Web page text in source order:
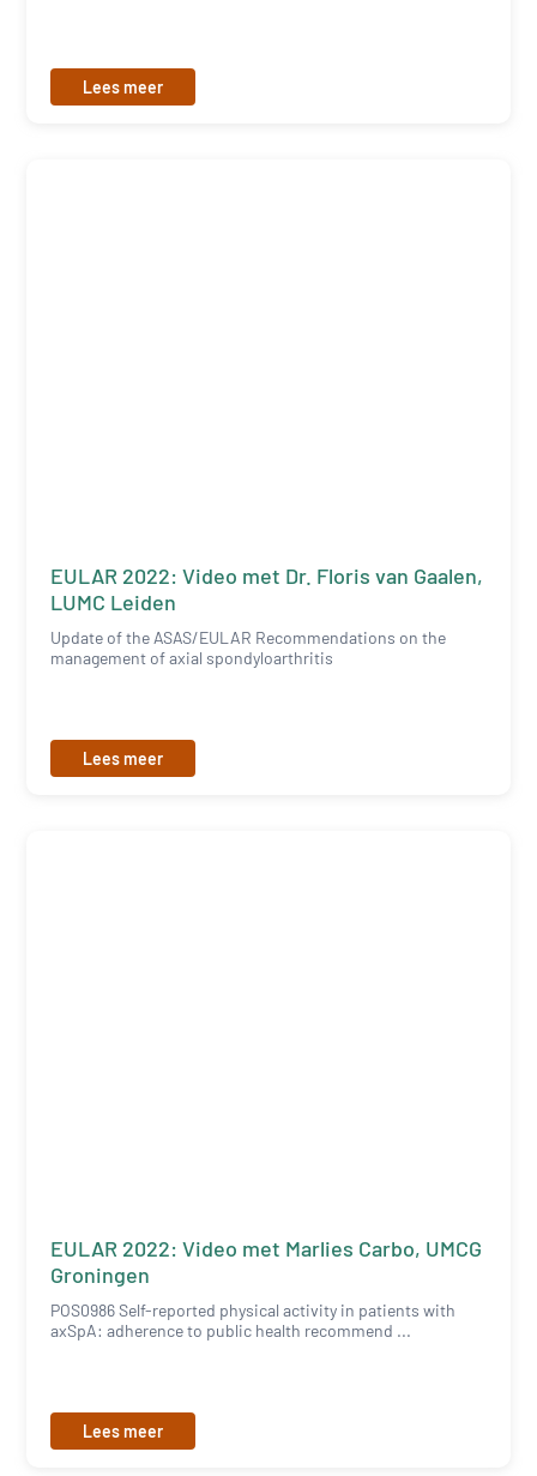
Lees meer
EULAR 2022: Video met Dr. Floris van Gaalen,
LUMC Leiden
Update of the ASAS/EULAR Recommendations on the
management of axial spondyloarthritis
Lees meer
EULAR 2022: Video met Marlies Carbo, UMCG
Groningen
POS0986 Self-reported physical activity in patients with
axSpA: adherence to public health recommend ...
Lees meer